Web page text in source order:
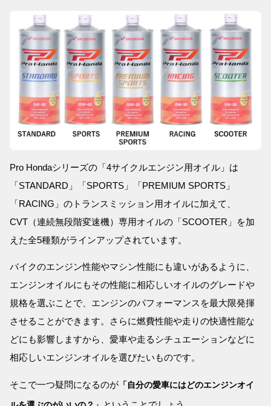
Pro Hondaシリーズの「4サイクルエンジン用オイル」は
「STANDARD」「SPORTS」「PREMIUM SPORTS」
「RACING」のトランスミッション用オイルに加えて、
CVT（連続無段階変速機）専用オイルの「SCOOTER」を加
えた全5種類がラインアップされています。
バイクのエンジン性能やマシン性能にも違いがあるように、
エンジンオイルにもその性能に相応しいオイルのグレードや
規格を選ぶことで、エンジンのパフォーマンスを最大限発揮
させることができます。さらに燃費性能や走りの快適性能な
どにも影響しますから、愛車や走るシチュエーションなどに
相応しいエンジンオイルを選びたいものです。
そこで一つ疑問になるのが 「自分の愛車にはどのエンジンオイ